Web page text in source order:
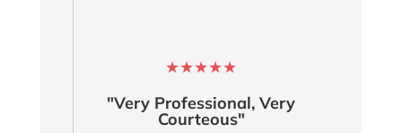
★★★★★
"Very Professional, Very
Courteous"